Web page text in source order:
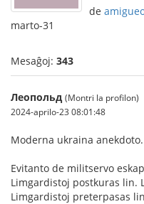
de
marto-31
Mesaĝoj: 343
Леопольд (Montri la profilon)
2024-aprilo-23 08:01:48
Moderna ukraina anekdoto.
Evitanto de militservo
Limgardistoj postkuras lin.
Limgardistoj preterpasas